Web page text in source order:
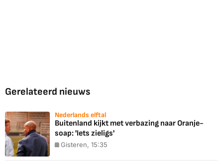
Gerelateerd nieuws
Nederlands elftal
Buitenland kijkt met verbazing naar Oranje-
soap: 'Iets zieligs'
Gisteren, 15:35